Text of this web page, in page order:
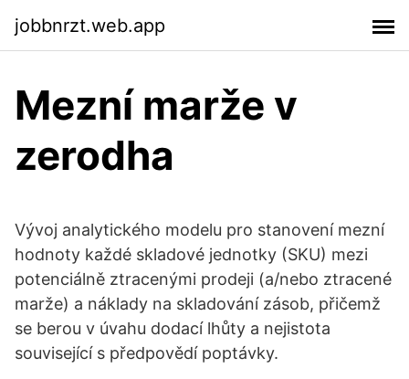
jobbnrzt.web.app
Mezní marže v
zerodha
Vývoj analytického modelu pro stanovení mezní
hodnoty každé skladové jednotky (SKU) mezi
potenciálně ztracenými prodeji (a/nebo ztracené
marže) a náklady na skladování zásob, přičemž
se berou v úvahu dodací lhůty a nejistota
související s předpovědí poptávky.